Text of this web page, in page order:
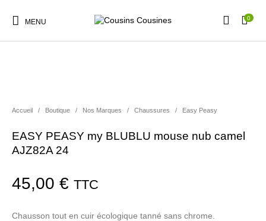
MENU 0
Nouveautés Promotions Chaussures Vêtements Filles
Accueil / Boutique / Nos Marques / Chaussures / Easy Peasy
EASY PEASY my BLUBLU mouse nub camel
AJZ82A 24
45,00€ TTC
Chausson tout en cuir écologique tanné sans chrome.